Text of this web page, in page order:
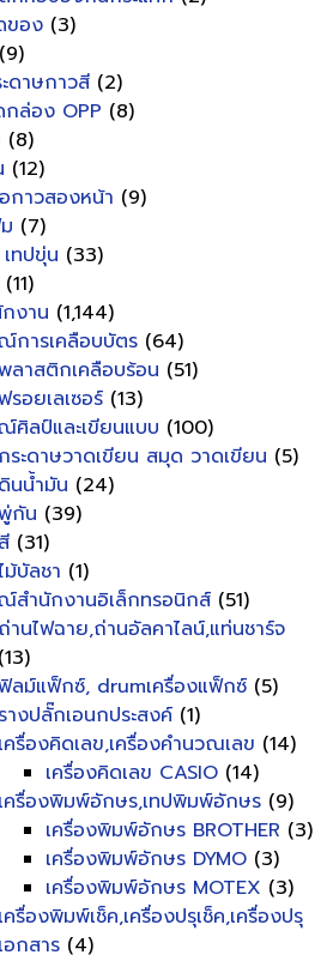
ของ (3)
(9)
ดาษกาวสี (2)
กล่อง OPP (8)
(8)
(12)
กาวสองหน้า (9)
(7)
เทปขุ่น (33)
(11)
งาน (1,144)
การเคลือบบัตร (64)
ลาสติกเคลือบร้อน (51)
รอยเลเซอร์ (13)
ศิลป์และเขียนแบบ (100)
กระดาษวาดเขียน สมุด วาดเขียน (5)
ดินน้ำมัน (24)
กัน (39)
สี (31)
ม้บัลชา (1)
สำนักงานอิเล็กทรอนิกส์ (51)
ถ่านไฟฉาย,ถ่านอัลคาไลน์,แท่นชาร์จ
(13)
ลม์แฟ็กซ์, drumเครื่องแฟ็กซ์ (5)
รางปลั๊กเอนกประสงค์ (1)
เครื่องคิดเลข,เครื่องคำนวณเลข (14)
เครื่องคิดเลข CASIO (14)
เครื่องพิมพ์อักษร,เทปพิมพ์อักษร (9)
เครื่องพิมพ์อักษร BROTHER (3)
เครื่องพิมพ์อักษร DYMO (3)
เครื่องพิมพ์อักษร MOTEX (3)
เครื่องพิมพ์เช็ค,เครื่องปรุเช็ค,เครื่องปรุ
เอกสาร (4)